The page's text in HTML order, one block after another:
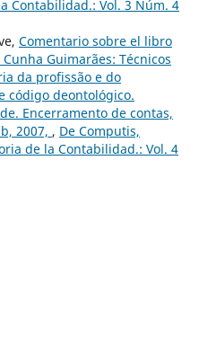
Contabilidad.: Vol. 3 Núm. 4
Comentario sobre el libro
Guimarães: Técnicos
da profissão e do
código deontológico.
Encerramento de contas,
2007, , De Computis,
de la Contabilidad.: Vol. 4